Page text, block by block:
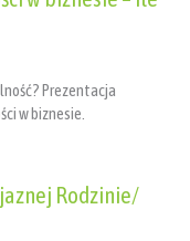
Prezentacja
w biznesie.
Rodzinie/